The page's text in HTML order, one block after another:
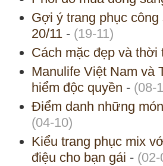
Gợi ý trang phục
20/11 - (19-11)
Cách mặc đẹp và
Manulife Việt Nam và
hiểm độc quyền - (08-
Điểm danh những
(04-10)
Kiểu trang phục mix
điệu cho bạn gái - (02-